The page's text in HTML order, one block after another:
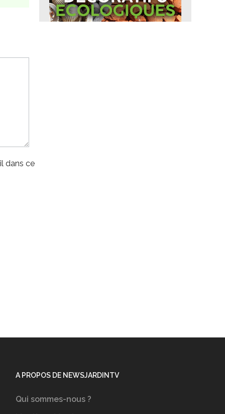
dans ce
A PROPOS DE NEWSJARDINTV
Qui sommes-nous ?